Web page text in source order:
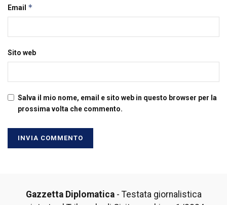
Email *
Sito web
Salva il mio nome, email e sito web in questo browser per la
prossima volta che commento.
Gazzetta Diplomatica- Testata giornalistica